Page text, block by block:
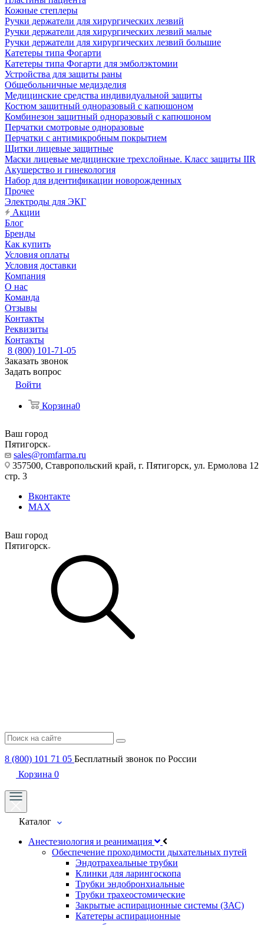
Кожные степлеры
Ручки держатели для хирургических лезвий
Ручки держатели для хирургических лезвий малые
Ручки держатели для хирургических лезвий большие
Катетеры типа Фогарти
Катетеры типа Фогарти для эмболэктомии
Устройства для защиты раны
Общебольничные медизделия
Медицинские средства индивидуальной защиты
Костюм защитный одноразовый с капюшоном
Комбинезон защитный одноразовый с капюшоном
Перчатки смотровые одноразовые
Перчатки с антимикробным покрытием
Щитки лицевые защитные
Маски лицевые медицинские трехслойные. Класс защиты IIR
Акушерство и гинекология
Набор для идентификации новорожденных
Прочее
Электроды для ЭКГ
Акции
Блог
Бренды
Как купить
Условия оплаты
Условия доставки
Компания
О нас
Команда
Отзывы
Контакты
Реквизиты
Контакты
8 (800) 101-71-05
Заказать звонок
Задать вопрос
Войти
Корзина0
Ваш город
Пятигорск
sales@romfarma.ru
357500, Ставропольский край, г. Пятигорск, ул. Ермолова 12
стр. 3
Вконтакте
MAX
Ваш город
Пятигорск
8 (800) 101 71 05 Бесплатный звонок по России
Корзина 0
Каталог
Анестезиология и реанимация
Обеспечение проходимости дыхательных путей
Эндотрахеальные трубки
Клинки для ларингоскопа
Трубки эндобронхиальные
Трубки трахеостомические
Закрытые аспирационные системы (ЗАС)
Катетеры аспирационные